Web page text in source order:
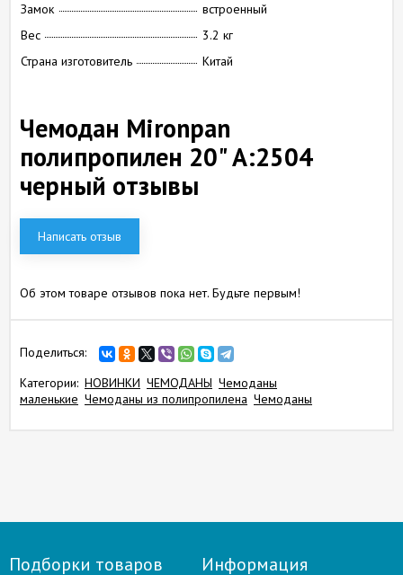
Замок
встроенный
Вес
3.2 кг
Страна изготовитель
Китай
Чемодан Mironpan
полипропилен 20" А:2504
черный отзывы
Написать отзыв
Об этом товаре отзывов пока нет. Будьте первым!
Поделиться:
Категории: НОВИНКИ ЧЕМОДАНЫ Чемоданы
маленькие Чемоданы из полипропилена Чемоданы
Подборки товаров Информация